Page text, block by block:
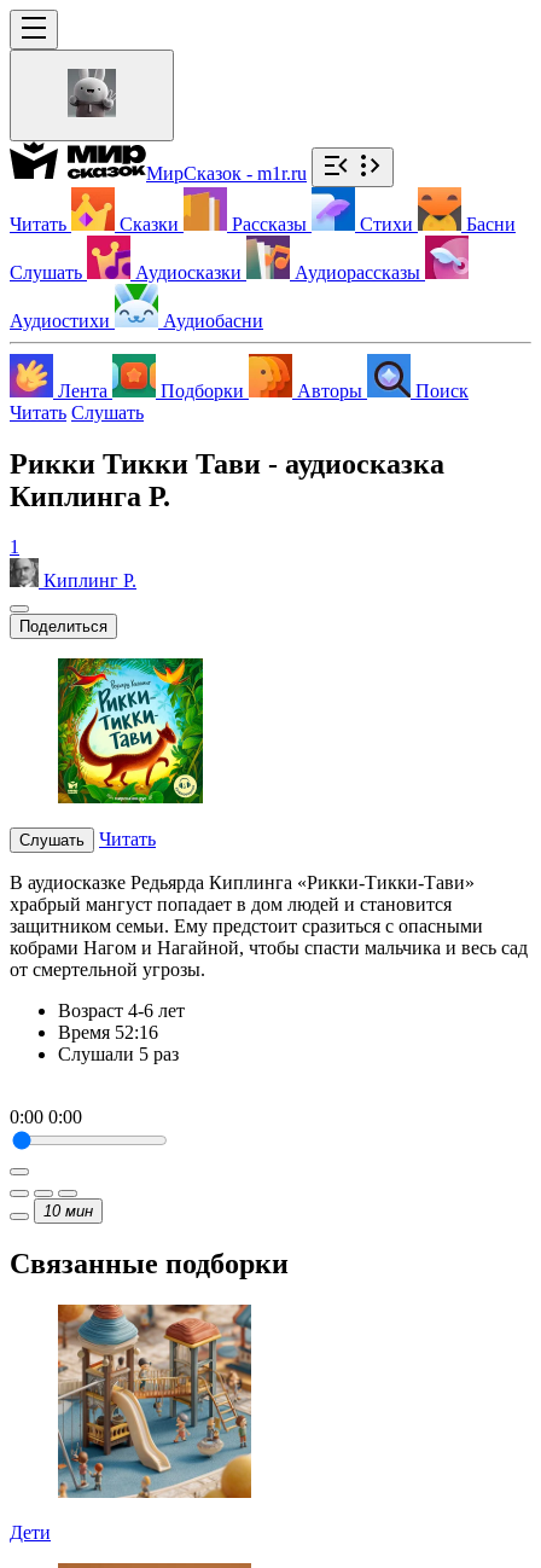
МирСказок - m1r.ru
Читать Сказки Рассказы Стихи Басни
Слушать Аудиосказки Аудиорассказы
Аудиостихи Аудиобасни
Лента Подборки Авторы
Поиск
Читать Слушать
Рикки Тикки Тави - аудиосказка
Киплинга Р.
1
Киплинг Р.
Поделиться
Слушать Читать
В аудиосказке Редьярда Киплинга «Рикки-Тикки-Тави»
храбрый мангуст попадает в дом людей и становится
защитником семьи. Ему предстоит сразиться с опасными
кобрами Нагом и Нагайной, чтобы спасти мальчика и весь сад
от смертельной угрозы.
Возраст 4-6 лет
Время 52:16
Слушали 5 раз
0:00 0:00
10 мин
Связанные подборки
Дети